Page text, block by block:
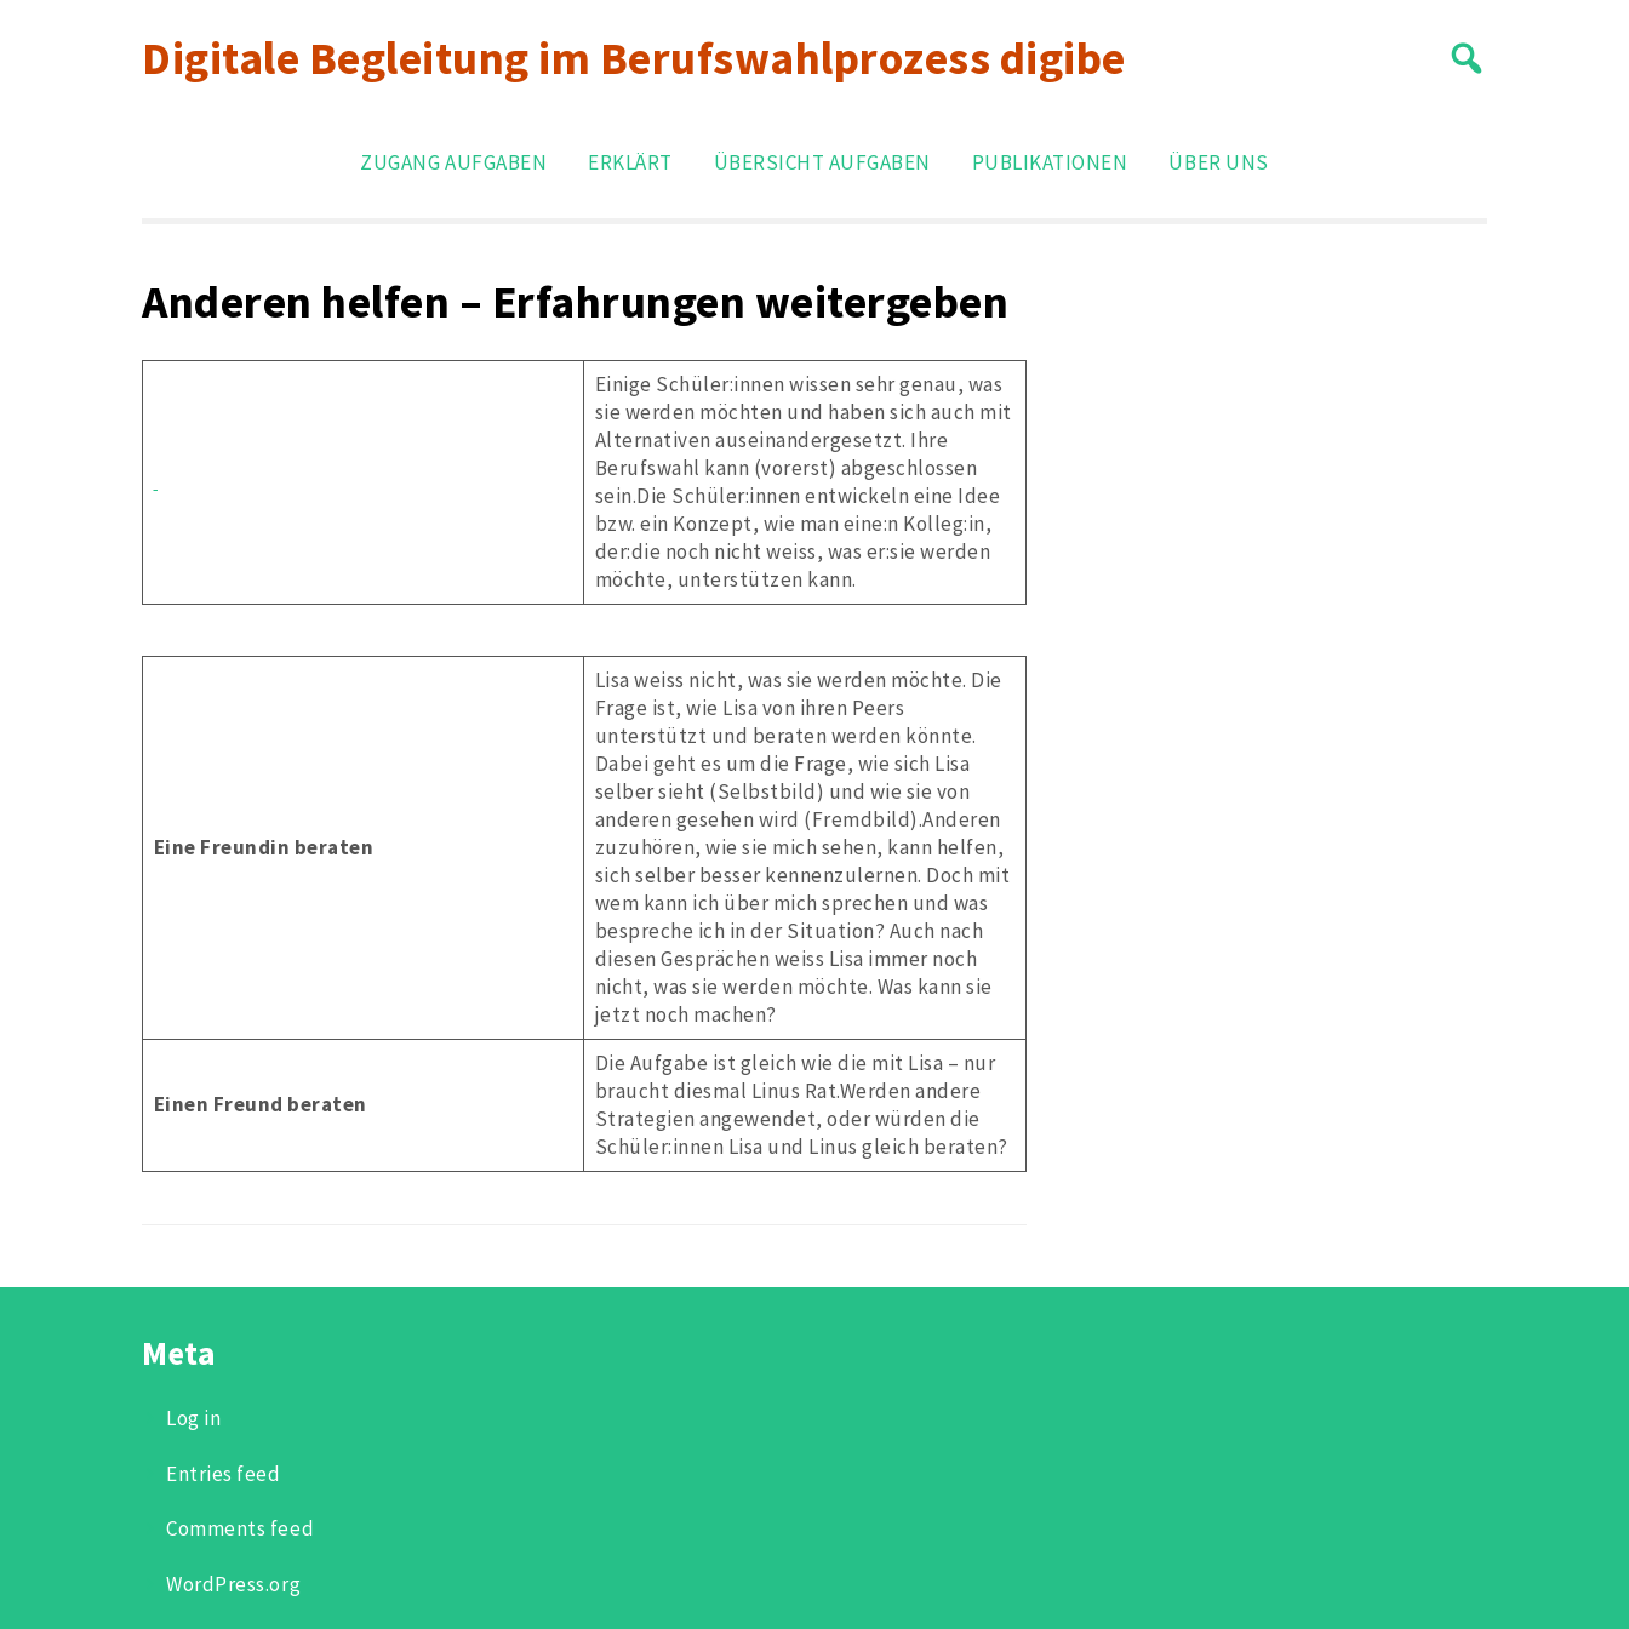
Digitale Begleitung im Berufswahlprozess digibe
for:
ZUGANG AUFGABEN ERKLÄRT ÜBERSICHT AUFGABEN PUBLIKATIONEN ÜBER UNS
Anderen helfen – Erfahrungen weitergeben
Einige Schüler:innen wissen sehr genau, was
sie werden möchten und haben sich auch mit
Alternativen auseinandergesetzt. Ihre
Berufswahl kann (vorerst) abgeschlossen
sein.Die Schüler:innen entwickeln eine Idee
bzw. ein Konzept, wie man eine:n Kolleg:in,
der:die noch nicht weiss, was er:sie werden
möchte, unterstützen kann.
Eine Freundin beraten
Lisa weiss nicht, was sie werden möchte. Die
Frage ist, wie Lisa von ihren Peers
unterstützt und beraten werden könnte.
Dabei geht es um die Frage, wie sich Lisa
selber sieht (Selbstbild) und wie sie von
anderen gesehen wird (Fremdbild).Anderen
zuzuhören, wie sie mich sehen, kann helfen,
sich selber besser kennenzulernen. Doch mit
wem kann ich über mich sprechen und was
bespreche ich in der Situation? Auch nach
diesen Gesprächen weiss Lisa immer noch
nicht, was sie werden möchte. Was kann sie
jetzt noch machen?
Einen Freund beraten
Die Aufgabe ist gleich wie die mit Lisa – nur
braucht diesmal Linus Rat.Werden andere
Strategien angewendet, oder würden die
Schüler:innen Lisa und Linus gleich beraten?
Meta
Log in
Entries feed
Comments feed
WordPress.org